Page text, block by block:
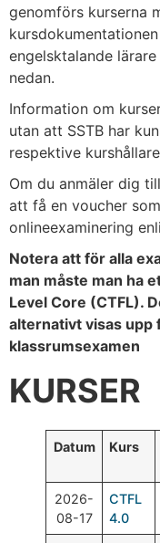
genomförs kurserna
engelsktalande
nedan.
Information om
utan att SSTB har
respektive
Om du anmäler dig
att få en voucher
onlineexaminering
Notera att för alla
man måste man ha
Level Core (CTFL).
alternativt visas upp
klassrumsexamen
KURSER
Datum Kurs
2026-
08-17
CTFL
4.0